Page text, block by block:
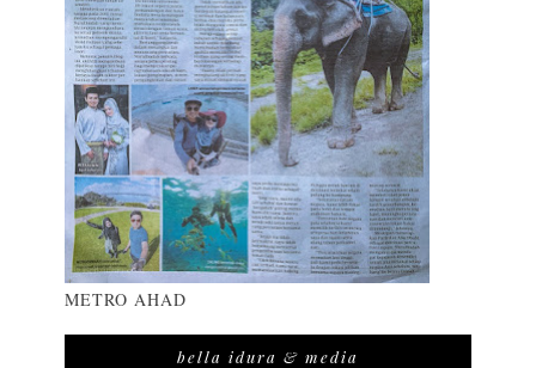
METRO AHAD
bella idura & media